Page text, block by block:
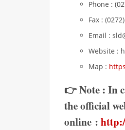
Phone :
Fax :
Email :
Website :
Map :
👉 Note : In
the official
online :